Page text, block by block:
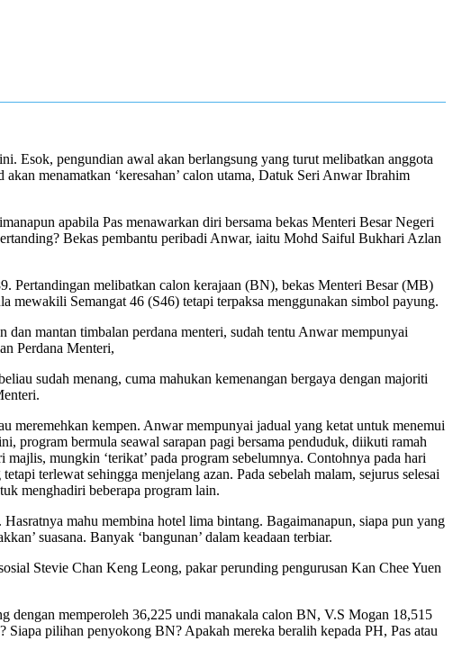
Esok, pengundian awal akan berlangsung yang turut melibatkan anggota
menamatkan ‘keresahan’ calon utama, Datuk Seri Anwar Ibrahim
apabila Pas menawarkan diri bersama bekas Menteri Besar Negeri
Bekas pembantu peribadi Anwar, iaitu Mohd Saiful Bukhari Azlan
Pertandingan melibatkan calon kerajaan (BN), bekas Menteri Besar (MB)
Semangat 46 (S46) tetapi terpaksa menggunakan simbol payung.
mantan timbalan perdana menteri, sudah tentu Anwar mempunyai
Perdana Menteri,
sudah menang, cuma mahukan kemenangan bergaya dengan majoriti
meremehkan kempen. Anwar mempunyai jadual yang ketat untuk menemui
program bermula seawal sarapan pagi bersama penduduk, diikuti ramah
mungkin ‘terikat’ pada program sebelumnya. Contohnya pada hari
terlewat sehingga menjelang azan. Pada sebelah malam, sejurus selesai
menghadiri beberapa program lain.
mahu membina hotel lima bintang. Bagaimanapun, siapa pun yang
suasana. Banyak ‘bangunan’ dalam keadaan terbiar.
Stevie Chan Keng Leong, pakar perunding pengurusan Kan Chee Yuen
dengan memperoleh 36,225 undi manakala calon BN, V.S Mogan 18,515
pilihan penyokong BN? Apakah mereka beralih kepada PH, Pas atau